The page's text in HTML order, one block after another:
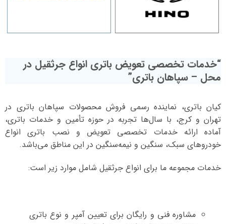
“خدمات تخصصی تعویض باتری انواع جرثقیل در
محل – سپاهان باتری”
کیان باتری، نماینده رسمی فروش محصولات سپاهان باتری در
تهران و کرج، با سال‌ها تجربه در حوزه تأمین و خدمات باتری،
آماده ارائه خدمات تخصصی تعویض و نصب باتری انواع
خودروهای سبک، سنگین و نیمه‌سنگین در این مناطق می‌باشد.
خدمات مجموعه ما برای انواع جرثقیل شامل موارد زیر است:
مشاوره فنی و رایگان برای تعیین آمپر و نوع باتری